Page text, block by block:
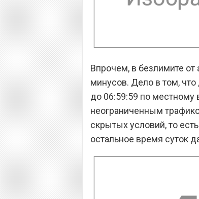
Впрочем, в безлимите от
минусов. Дело в том, что
до 06:59:59 по местному
неограниченным
скрытых условий, то
остальное время суток